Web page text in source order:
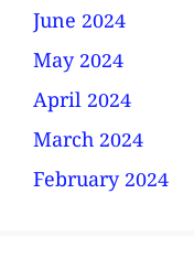
June 2024
May 2024
April 2024
March 2024
February 2024